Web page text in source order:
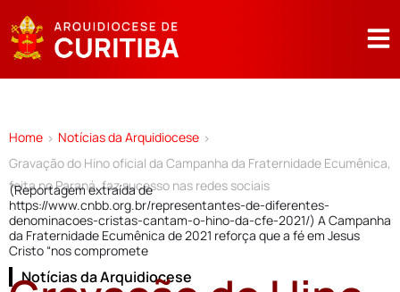
Home > Notícias da Arquidiocese >
Gravação do Hino oficial da Campanha da Fraternidade Ecumênica,
feita no Paraná, faz sucesso nas redes sociais
(Reportagem extraída de
https://www.cnbb.org.br/representantes-de-diferentes-
denominacoes-cristas-cantam-o-hino-da-cfe-2021/) A Campanha
da Fraternidade Ecumênica de 2021 reforça que a fé em Jesus
Cristo “nos compromete
Notícias da Arquidiocese